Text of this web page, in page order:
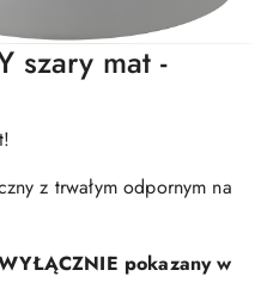
szary mat -
z trwałym odpornym na
pokazany w